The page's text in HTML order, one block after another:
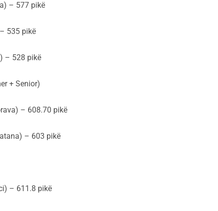
– 577 pikë
535 pikë
– 528 pikë
+ Senior)
– 608.70 pikë
– 603 pikë
– 611.8 pikë